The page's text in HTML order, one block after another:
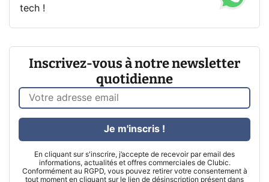
tech !
Inscrivez-vous à notre newsletter
quotidienne
En cliquant sur s'inscrire, j’accepte de recevoir par email des
informations, actualités et offres commerciales de Clubic.
Conformément au RGPD, vous pouvez retirer votre consentement à
tout moment en cliquant sur le lien de désinscription présent dans
Je m'inscris !